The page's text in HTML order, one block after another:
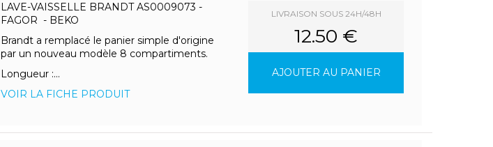
LAVE-VAISSELLE BRANDT AS0009073 -
FAGOR - BEKO
Brandt a remplacé le panier simple d'origine
par un nouveau modèle 8 compartiments.
Longueur :...
VOIR LA FICHE PRODUIT
LIVRAISON SOUS 24H/48H
12.50 €
AJOUTER AU PANIER